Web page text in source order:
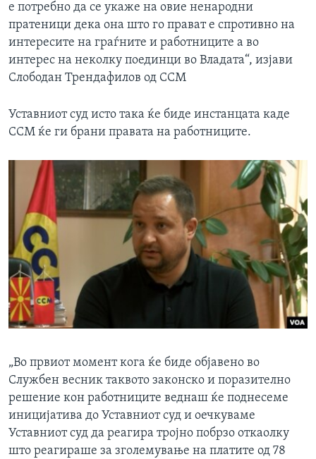
е потребно да се укаже на овие ненародни
пратеници дека она што го прават е спротивно на
интересите на граѓните и работниците а во
интерес на неколку поединци во Владата“, изјави
Слободан Трендафилов од ССМ
Уставниот суд исто така ќе биде инстанцата каде
ССМ ќе ги брани правата на работниците.
„Во првиот момент кога ќе биде објавено во
Службен весник таквото законско и поразително
решение кон работниците веднаш ќе поднесеме
иницијатива до Уставниот суд и оечкуваме
Уставниот суд да реагира тројно побрзо откаолку
што реагираше за зголемување на платите од 78